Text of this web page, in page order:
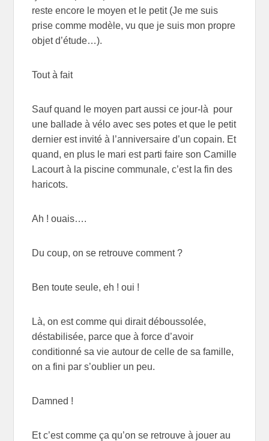
reste encore le moyen et le petit (Je me suis
prise comme modèle, vu que je suis mon propre
objet d’étude…).
Tout à fait
Sauf quand le moyen part aussi ce jour-là pour
une ballade à vélo avec ses potes et que le petit
dernier est invité à l’anniversaire d’un copain. Et
quand, en plus le mari est parti faire son Camille
Lacourt à la piscine communale, c’est la fin des
haricots.
Ah ! ouais….
Du coup, on se retrouve comment ?
Ben toute seule, eh ! oui !
Là, on est comme qui dirait déboussolée,
déstabilisée, parce que à force d’avoir
conditionné sa vie autour de celle de sa famille,
on a fini par s’oublier un peu.
Damned !
Et c’est comme ça qu’on se retrouve à jouer au